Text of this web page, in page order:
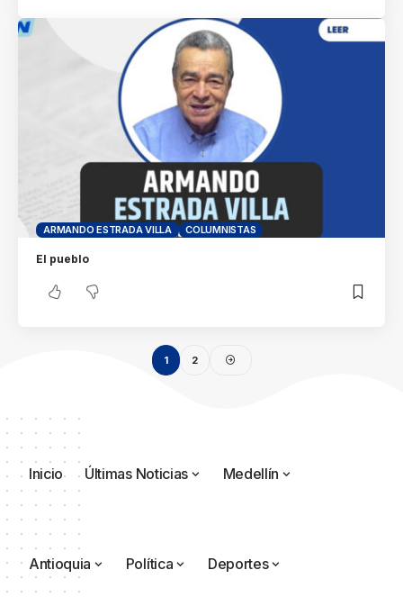
ARMANDO ESTRADA VILLA COLUMNISTAS
El pueblo
1 2
Inicio Últimas Noticias Medellín
Antioquia Política Deportes